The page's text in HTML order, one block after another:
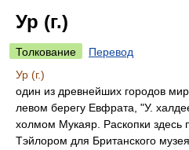
Ур (г.)
Толкование
Перевод
Ур (г.)
один из древнейших городов
левом берегу Евфрата, "У.
холмом Мукаяр. Раскопки здесь
Тэйлором для Британского